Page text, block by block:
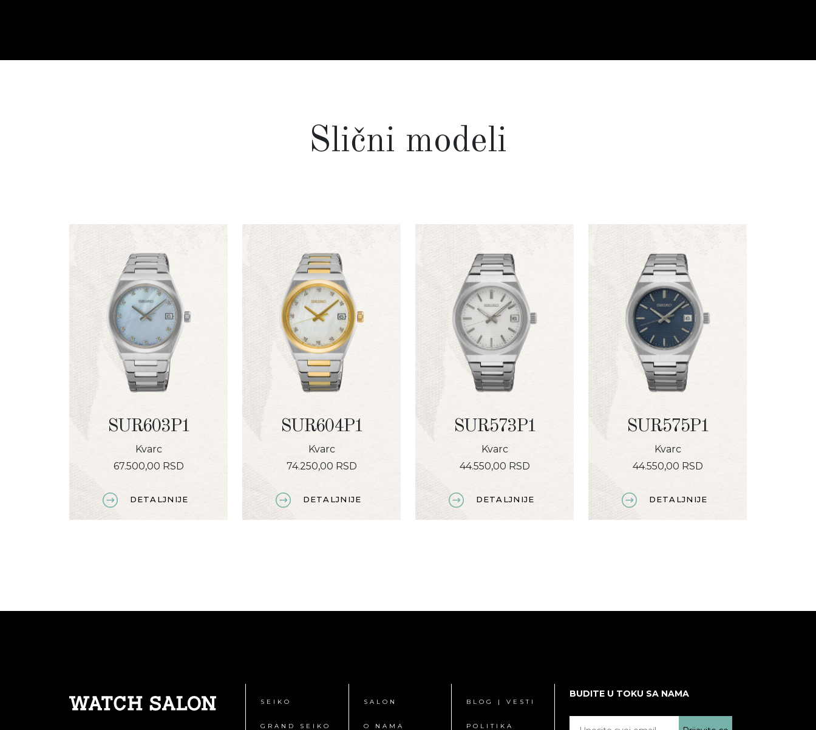
Slični modeli
SUR603P1
Kvarc
67.500,00 RSD
DETALJNIJE
SUR604P1
Kvarc
74.250,00 RSD
DETALJNIJE
SUR573P1
Kvarc
44.550,00 RSD
DETALJNIJE
SUR575P1
Kvarc
44.550,00 RSD
DETALJNIJE
SEIKO
GRAND SEIKO
SALON
O NAMA
BLOG | VESTI
POLITIKA
BUDITE U TOKU SA NAMA